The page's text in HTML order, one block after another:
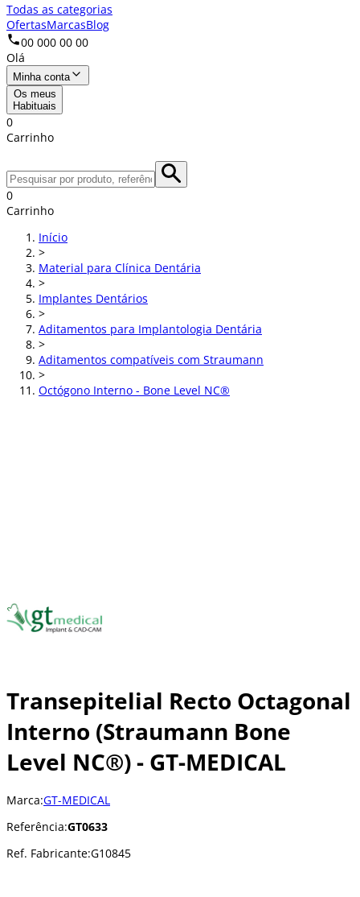
Todas as categorias
OfertasMarcasBlog
00 000 00 00
Olá
Minha conta
Os meus
Habituais
0
Carrinho
0
Carrinho
Início
>
Material para Clínica Dentária
>
Implantes Dentários
>
Aditamentos para Implantologia Dentária
>
Aditamentos compatíveis com Straumann
>
Octógono Interno - Bone Level NC®
Transepitelial Recto Octagonal
Interno (Straumann Bone
Level NC®) - GT-MEDICAL
Marca:GT-MEDICAL
Referência:GT0633
Ref. Fabricante:G10845